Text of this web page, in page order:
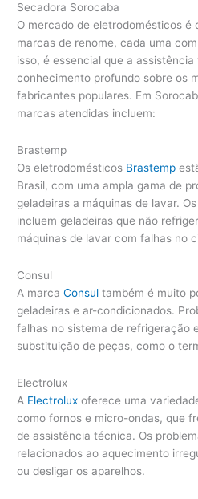
Secadora Sorocaba
O mercado de eletrodomésticos é
marcas de renome, cada uma
isso, é essencial que a
conhecimento profundo sobre os
fabricantes populares. Em
marcas atendidas incluem:
Brastemp
Os eletrodomésticos Brastemp
Brasil, com uma ampla gama de
geladeiras a máquinas de lavar.
incluem geladeiras que não
máquinas de lavar com falhas no
Consul
A marcaConsul também é muito
geladeiras e ar-condicionados.
falhas no sistema de refrigeração
substituição de peças, como o
Electrolux
A Electrolux oferece uma
como fornos e micro-ondas, que
de assistência técnica. Os
relacionados ao aquecimento
ou desligar os aparelhos.